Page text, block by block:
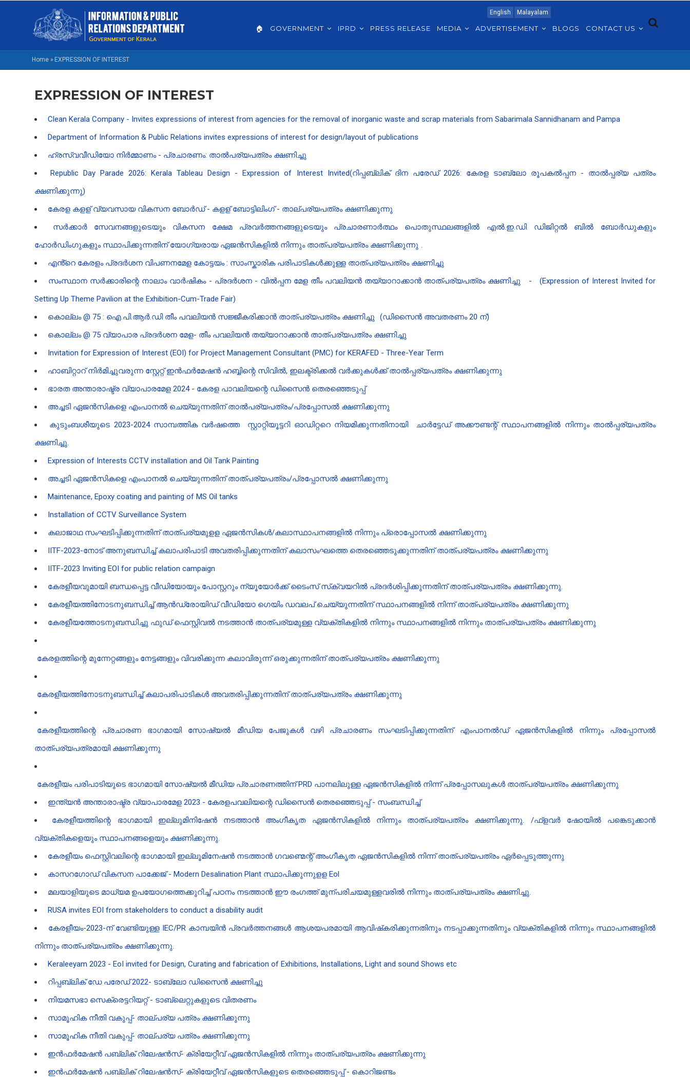
English Malayalam
NAVIGATION
🏠 GOVERNMENT IPRD PRESS RELEASE MEDIA ADVERTISEMENT BLOGS CONTACT US
BREADCRUMB
Home » EXPRESSION OF INTEREST
EXPRESSION OF INTEREST
Clean Kerala Company - Invites expressions of interest from agencies for the removal of inorganic waste and scrap materials from Sabarimala Sannidhanam and Pampa
Department of Information & Public Relations invites expressions of interest for design/layout of publications
ഹ്രസ്വവീഡിയോ നിർമ്മാണം - പ്രചാരണം: താല്‍പര്യപത്രം ക്ഷണിച്ചു
Republic Day Parade 2026: Kerala Tableau Design - Expression of Interest Invited(റിപ്പബ്ലിക് ദിന പരേഡ് 2026: കേരള ടാബ്ലോ രൂപകൽപ്പന - താൽപ്പര്യ പത്രം
ക്ഷണിക്കുന്നു)
കേരള കളള് വ്യവസായ വികസന ബോർഡ് - കളള് ബോട്ടിലിംഗ് - താല്പര്യപത്രം ക്ഷണിക്കുന്നു
സർക്കാർ സേവനങ്ങളുടെയും വികസന ക്ഷേമ പ്രവർത്തനങ്ങളുടെയും പ്രചാരണാർത്ഥം പൊതുസ്ഥലങ്ങളിൽ എൽ.ഇ.ഡി ഡിജിറ്റൽ ബിൽ ബോർഡുകളും
ഹോർഡിംഗുകളും സ്ഥാപിക്കുന്നതിന് യോഗ്യരായ ഏജൻസികളിൽ നിന്നും താത്പര്യപത്രം ക്ഷണിക്കുന്നു .
എൻ്റെ കേരളം പ്രദർശന വിപണനമേള കോട്ടയം : സാംസ്കാരിക പരിപാടികൾക്കുള്ള താത്പര്യപത്രം ക്ഷണിച്ചു
സംസ്ഥാന സർക്കാരി​ന്റെ നാലാം വാർഷികം - പ്രദർശന - വിൽപ്പന മേള തീം പവലിയൻ‍ തയ്യാറാക്കാൻ‍ താത്പര്യപത്രം ക്ഷണിച്ചു
-
(Expression of Interest Invited for
Setting Up Theme Pavilion at the Exhibition-Cum-Trade Fair)
കൊല്ലം @ 75 : ഐ.പി.ആർ.ഡി തീം പവലിയൻ സജ്ജീകരിക്കാൻ താത്പര്യപത്രം ക്ഷണിച്ചു
(ഡിസൈൻ അവതരണം 20 ന്)
കൊല്ലം @ 75 വ്യാപാര പ്രദർശന മേള- തീം പവലിയൻ തയ്യാറാക്കാൻ താത്പര്യപത്രം ക്ഷണിച്ചു
Invitation for Expression of Interest (EOI) for Project Management Consultant (PMC) for KERAFED - Three-Year Term
ഹാബിറ്റാറ് നിർമിച്ചുവരുന്ന സ്റ്റേറ്റ് ഇൻ‍ഫർമേഷൻ‍ ഹബ്ബി​ന്റെ സിവിൽ, ഇലക്ട്രിക്കൽ വർക്കുകൾക്ക് താൽപ്പര്യപത്രം ക്ഷണിക്കുന്നു
ഭാരത അന്താരാഷ്ട്ര വ്യാപാരമേള 2024 - കേരള പാവലിയ​ന്റെ ഡി​സൈൻ‍ തെര​ഞ്ഞെടുപ്പ്
അച്ചടി ഏജൻ‍സികളെ എംപാനൽ ചെയ്യുന്നതിന് താൽപര്യപത്രം/പ്രപ്പോസൽ ക്ഷണിക്കുന്നു
കുടുംബശീയുടെ 2023-2024 സാമ്പത്തിക വര്‍ഷത്തെ സ്റ്റാറ്റിയൂട്ടറി ഓഡിറ്ററെ നിയമിക്കുന്നതിനായി ചാര്‍ട്ടേഡ് അക്കൗണ്ടന്റ് സ്ഥാപനങ്ങളില്‍ നിന്നും താല്‍പ്പര്യപത്രം
ക്ഷണിച്ചു.
Expression of Interests CCTV installation and Oil Tank Painting
അച്ചടി ഏജൻ‍സികളെ എംപാനൽ ചെയ്യുന്നതിന് താത്പര്യപത്രം/പ്രപ്പോസൽ ക്ഷണിക്കുന്നു
Maintenance, Epoxy coating and painting of MS Oil tanks
Installation of CCTV Surveillance System
കലാജാഥ സംഘടിപ്പിക്കുന്നതിന് താത്പര്യമുളള ഏജൻ‍സികൾ/കലാസ്ഥാപനങ്ങളിൽ നിന്നും പ്രൊപ്പോസൽ ക്ഷണിക്കുന്നു
IITF-2023-നോട് അനുബന്ധിച്ച് കലാപരിപാടി അവതരിപ്പിക്കുന്നതിന് കലാസംഘത്തെ തെരഞ്ഞെടുക്കുന്നതിന് താത്പര്യപത്രം ക്ഷണിക്കുന്നു
IITF-2023 Inviting EOI for public relation campaign
കേരളീയവുമായി ബന്ധപ്പെട്ട വീഡിയോയും പോസ്റ്ററും ന്യൂയോർക്ക് ടൈംസ് സ്‌ക്വയറിൽ പ്രദർശിപ്പിക്കുന്നതിന് താത്പര്യപത്രം ക്ഷണിക്കുന്നു.
കേരളീയത്തിനോടനുബന്ധിച്ച് ആൻഡ്രോയിഡ് വീഡിയോ ഗെയിം ഡവലപ് ചെയ്യുന്നതിന് സ്ഥാപനങ്ങളിൽ നിന്ന് താത്പര്യപത്രം ക്ഷണിക്കുന്നു
കേരളീയത്തോടനുബന്ധിച്ചു ഫുഡ് ഫെസ്റ്റിവൽ നടത്താൻ താത്പര്യമുള്ള വ്യക്തികളിൽ നിന്നും സ്ഥാപനങ്ങളിൽ നിന്നും താത്പര്യപത്രം ക്ഷണിക്കുന്നു
കേരളത്തിന്റെ മുന്നേറ്റങ്ങളും നേട്ടങ്ങളും വിവരിക്കുന്ന കലാവിരുന്ന് ഒരുക്കുന്നതിന് താത്പര്യപത്രം ക്ഷണിക്കുന്നു
കേരളീയത്തിനോടനുബന്ധിച്ച് കലാപരിപാടികൾ അവതരിപ്പിക്കുന്നതിന് താത്പര്യപത്രം ക്ഷണിക്കുന്നു
കേരളീയത്തിന്റെ പ്രചാരണ ഭാഗമായി സോഷ്യൽ മീഡിയ പേജുകൾ വഴി പ്രചാരണം സംഘടിപ്പിക്കുന്നതിന് എംപാനൽഡ് ഏജൻസികളിൽ നിന്നും പ്രപ്പോസൽ
താത്പര്യപത്രമായി ക്ഷണിക്കുന്നു
കേരളീയം പരിപാടിയുടെ ഭാഗമായി സോഷ്യൽ മീഡിയ പ്രചാരണത്തിന് PRD പാനലിലുള്ള ഏജൻസികളിൽ നിന്ന് പ്രപ്പോസലുകൾ താത്പര്യപത്രം ക്ഷണിക്കുന്നു
ഇന്ത്യൻ അന്താരാഷ്ട്ര വ്യാപാരമേള 2023 - കേരളപവലിയ​ന്റെ ഡി​സൈൻ‍ തെരഞ്ഞെടുപ്പ് - സംബന്ധിച്ച്
കേരളീയത്തിന്റെ ഭാഗമായി ഇല്ലുമിനിഷേൻ നടത്താൻ അംഗീകൃത ഏജൻസികളിൽ നിന്നും താത്പര്യപത്രം ക്ഷണിക്കുന്നു. /ഫ്‌ളവർ ഷോയിൽ പങ്കെടുക്കാൻ
വ്യക്തികളെയും സ്ഥാപനങ്ങളെയും ക്ഷണിക്കുന്നു.
കേരളീയം ഫെസ്റ്റിവലിന്റെ ഭാഗമായി ഇല്ലൂമിനേഷൻ നടത്താൻ ഗവണ്മെന്റ് അംഗീകൃത ഏജൻസികളിൽ നിന്ന് താത്പര്യപത്രം ഏർപ്പെടുത്തുന്നു
കാസറഗോഡ് വികസന പാക്കേജ് - Modern Desalination Plant സ്ഥാപിക്കുന്നുളള Eol
മലയാളിയുടെ മാധ്യമ ഉപയോഗത്തെക്കുറിച്ച് പഠനം നടത്താൻ ഈ രംഗത്ത് മുന്പരിചയമുള്ളവരിൽ നിന്നും താത്പര്യപത്രം ക്ഷണിച്ചു.
RUSA invites EOI from stakeholders to conduct a disability audit
കേരളീയം-2023-ന് വേണ്ടിയുള്ള IEC/PR കാമ്പയിൻ പ്രവർത്തനങ്ങൾ ആശയപരമായി ആവിഷ്‌കരിക്കുന്നതിനും നടപ്പാക്കുന്നതിനും വ്യക്തികളിൽ നിന്നും സ്ഥാപനങ്ങളിൽ
നിന്നും താത്പര്യപത്രം ക്ഷണിക്കുന്നു.
Keraleeyam 2023 - EoI invited for Design, Curating and fabrication of Exhibitions, Installations, Light and sound Shows etc
റിപ്പബ്ലിക് ഡേ പരേഡ് 2022- ടാബ്ലോ ഡിസൈൻ ക്ഷണിച്ചു
നിയമസഭാ സെക്രെട്ടറിയറ്റ് - ടാബ്‌ലെറ്റുകളുടെ വിതരണം
സാമൂഹിക നീതി വകുപ്പ്- താല്പര്യ പത്രം ക്ഷണിക്കുന്നു
സാമൂഹിക നീതി വകുപ്പ്- താല്പര്യ പത്രം ക്ഷണിക്കുന്നു
ഇൻഫർമേഷൻ പബ്ലിക് റിലേഷൻസ്- ക്രിയേറ്റീവ് ഏജൻസികളിൽ നിന്നും താത്പര്യപത്രം ക്ഷണിക്കുന്നു
ഇൻഫർമേഷൻ പബ്ലിക് റിലേഷൻസ്- ക്രിയേറ്റീവ് ഏജൻസികളുടെ തെരഞ്ഞെടുപ്പ് - കൊറിജണ്ടം